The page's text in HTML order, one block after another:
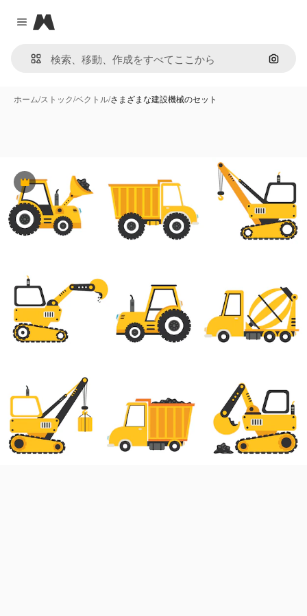
Close menu
Magnific
画像で
ホーム/ストック/ベクトル/さまざまな建設機械のセット
Premium